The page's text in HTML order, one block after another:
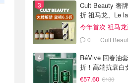
Cult Beauty 奢
折 祖马龙、Le
今年首次 祖马
0 Cult
RéVive 回春油
折！高端抗衰白
€57.60 €130